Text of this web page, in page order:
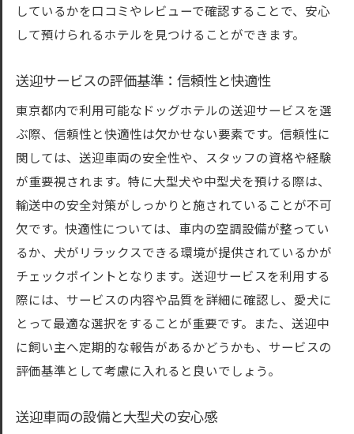
ドッグホテルスタッフの専門性と信頼性
送迎サービスの選択基準と比較ポイント
東京都内の送迎サービスの品質保証
東京都で大型犬の送迎を頼むなら知っておきた
い重要なポイント
送迎依頼時の準備と注意事項
大型犬の送迎で気をつけるべき法律と規制
最適な送迎プランの組み立て方
送迎サービスの安全基準と確認方法
送迎後のフォローアップサービス
東京都内の送迎サービスの最新動向
中型犬送迎サービスが東京都で選ばれる理由と
中型犬送迎サービスの人気の秘密
しているかを口コミやレビューで確認することで、安心
して預けられるホテルを見つけることができます。
送迎サービスの評価基準：信頼性と快適性
東京都内で利用可能なドッグホテルの送迎サービスを選
ぶ際、信頼性と快適性は欠かせない要素です。信頼性に
関しては、送迎車両の安全性や、スタッフの資格や経験
が重要視されます。特に大型犬や中型犬を預ける際は、
輸送中の安全対策がしっかりと施されていることが不可
欠です。快適性については、車内の空調設備が整ってい
るか、犬がリラックスできる環境が提供されているかが
チェックポイントとなります。送迎サービスを利用する
際には、サービスの内容や品質を詳細に確認し、愛犬に
とって最適な選択をすることが重要です。また、送迎中
に飼い主へ定期的な報告があるかどうかも、サービスの
評価基準として考慮に入れると良いでしょう。
送迎車両の設備と大型犬の安心感